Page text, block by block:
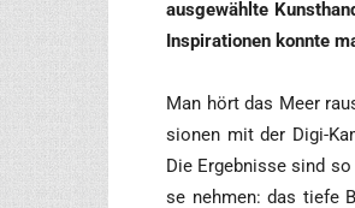
aus­ge­wähl­te
Inspi­ra­tio­nen konn­te
Man hört das Meer
sio­nen mit der Digi-
Die Ergeb­nis­se sind
se neh­men: das tie­fe